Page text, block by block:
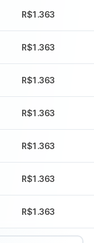
R$1.363
R$1.363
R$1.363
R$1.363
R$1.363
R$1.363
R$1.363